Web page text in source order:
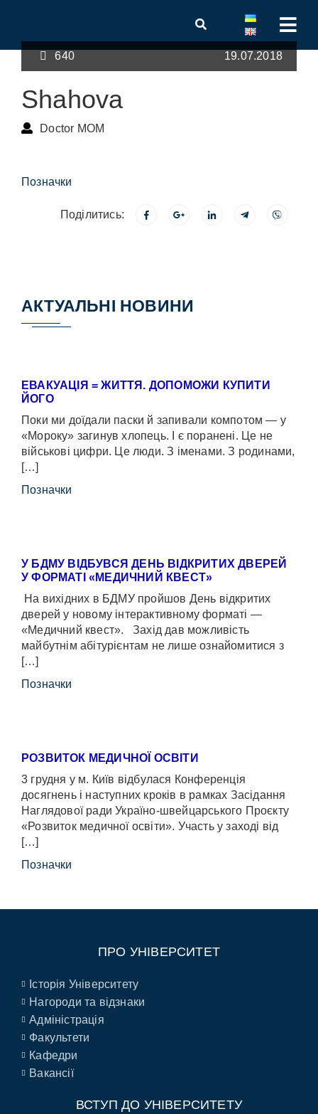
640 19.07.2018
Shahova
Doctor MOM
Позначки
Поділитись:
АКТУАЛЬНІ НОВИНИ
ЕВАКУАЦІЯ = ЖИТТЯ. ДОПОМОЖИ КУПИТИ
ЙОГО
Поки ми доїдали паски й запивали компотом — у
«Мороку» загинув хлопець. І є поранені. Це не
військові цифри. Це люди. З іменами. З родинами,
[…]
Позначки
У БДМУ ВІДБУВСЯ ДЕНЬ ВІДКРИТИХ ДВЕРЕЙ
У ФОРМАТІ «МЕДИЧНИЙ КВЕСТ»
На вихідних в БДМУ пройшов День відкритих
дверей у новому інтерактивному форматі —
«Медичний квест». Захід дав можливість
майбутнім абітурієнтам не лише ознайомитися з
[…]
Позначки
РОЗВИТОК МЕДИЧНОЇ ОСВІТИ
3 грудня у м. Київ відбулася Конференція
досягнень і наступних кроків в рамках Засідання
Наглядової ради Україно-швейцарського Проєкту
«Розвиток медичної освіти». Участь у заході від
[…]
Позначки
ПРО УНІВЕРСИТЕТ
Історія Університету
Нагороди та відзнаки
Адміністрація
Факультети
Кафедри
Вакансії
ВСТУП ДО УНІВЕРСИТЕТУ